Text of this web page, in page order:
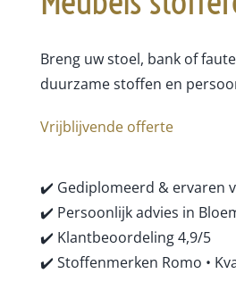
Breng uw stoel, bank of
duurzame stoffen en
Vrijblijvende offerte
✔️ Gediplomeerd & ervaren
✔️ Persoonlijk advies in
✔️ Klantbeoordeling 4,9/5
✔️ Stoffenmerken Romo •